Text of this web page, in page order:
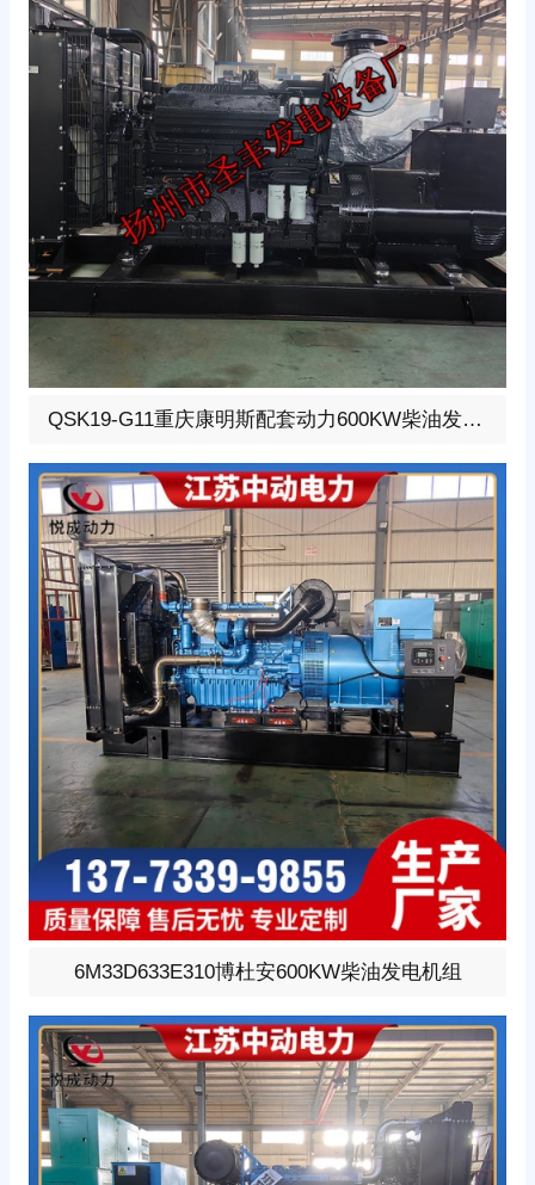
600KW柴油发电机组，选用重庆康明斯配套动力型号:QSK
动、涡轮增压V型6缸发动机配套昇丰全铜无刷发电机，全
铜发电机质保两年。标配自启动自保护液晶控制器。
QSK19-G11重庆康明斯配套动力600KW柴油发电机组
600KW柴油发电机组，选用博杜安型号:6M33D633E310、
V型6缸发动机配套昇丰全铜无刷发电机，全铜发电机质保
两年。标配自启动自保护液晶控制器。
6M33D633E310博杜安600KW柴油发电机组